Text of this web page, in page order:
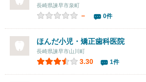
長崎県諫早市泉町
－ 0件
ほんだ小児・矯正歯科医院
長崎県諫早市山川町
3.30 1件